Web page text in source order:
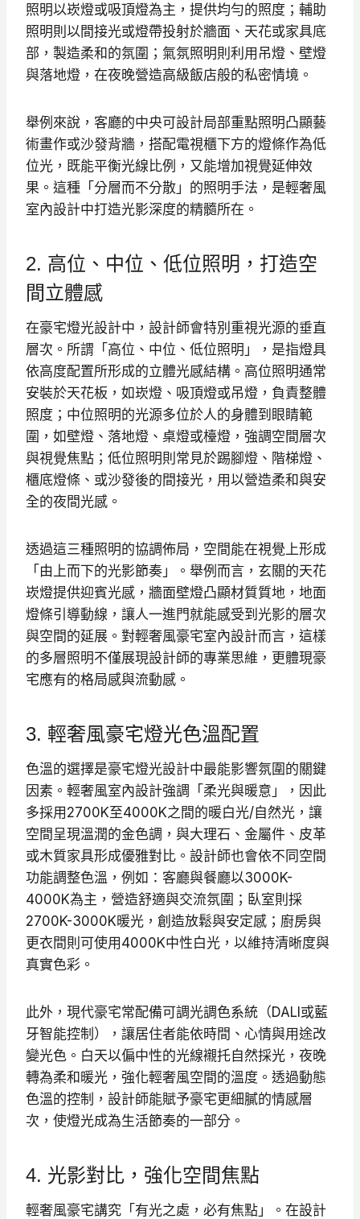
照明以崁燈或吸頂燈為主，提供均勻的照度；輔助
照明則以間接光或燈帶投射於牆面、天花或家具底
部，製造柔和的氛圍；氣氛照明則利用吊燈、壁燈
與落地燈，在夜晚營造高級飯店般的私密情境。
舉例來說，客廳的中央可設計局部重點照明凸顯藝
術畫作或沙發背牆，搭配電視櫃下方的燈條作為低
位光，既能平衡光線比例，又能增加視覺延伸效
果。這種「分層而不分散」的照明手法，是輕奢風
室內設計中打造光影深度的精髓所在。
2. 高位、中位、低位照明，打造空
間立體感
在豪宅燈光設計中，設計師會特別重視光源的垂直
層次。所謂「高位、中位、低位照明」，是指燈具
依高度配置所形成的立體光感結構。高位照明通常
安裝於天花板，如崁燈、吸頂燈或吊燈，負責整體
照度；中位照明的光源多位於人的身體到眼睛範
圍，如壁燈、落地燈、桌燈或檯燈，強調空間層次
與視覺焦點；低位照明則常見於踢腳燈、階梯燈、
櫃底燈條、或沙發後的間接光，用以營造柔和與安
全的夜間光感。
透過這三種照明的協調佈局，空間能在視覺上形成
「由上而下的光影節奏」。舉例而言，玄關的天花
崁燈提供迎賓光感，牆面壁燈凸顯材質質地，地面
燈條引導動線，讓人一進門就能感受到光影的層次
與空間的延展。對輕奢風豪宅室內設計而言，這樣
的多層照明不僅展現設計師的專業思維，更體現豪
宅應有的格局感與流動感。
3. 輕奢風豪宅燈光色溫配置
色溫的選擇是豪宅燈光設計中最能影響氛圍的關鍵
因素。輕奢風室內設計強調「柔光與暖意」，因此
多採用2700K至4000K之間的暖白光/自然光，讓
空間呈現溫潤的金色調，與大理石、金屬件、皮革
或木質家具形成優雅對比。設計師也會依不同空間
功能調整色溫，例如：客廳與餐廳以3000K-
4000K為主，營造舒適與交流氛圍；臥室則採
2700K-3000K暖光，創造放鬆與安定感；廚房與
更衣間則可使用4000K中性白光，以維持清晰度與
真實色彩。
此外，現代豪宅常配備可調光調色系統（DALI或藍
牙智能控制），讓居住者能依時間、心情與用途改
變光色。白天以偏中性的光線襯托自然採光，夜晚
轉為柔和暖光，強化輕奢風空間的溫度。透過動態
色溫的控制，設計師能賦予豪宅更細膩的情感層
次，使燈光成為生活節奏的一部分。
4. 光影對比，強化空間焦點
輕奢風豪宅講究「有光之處，必有焦點」。在設計